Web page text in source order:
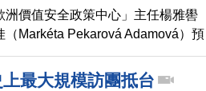
價值安全政策中心」主任楊雅嚳
Markéta Pekarová Adamová）預
大型的代表團」。
最大規模訪團抵台